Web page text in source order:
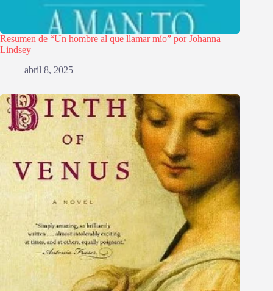
Resumen de “Un hombre al que llamar mío” por Johanna
Lindsey
abril 8, 2025